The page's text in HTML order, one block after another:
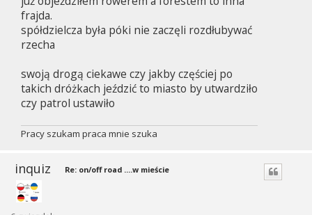
frajda.
spółdzielcza była póki nie zaczęli rozdłubywać
rzecha
swoją drogą ciekawe czy jakby częściej po
takich dróżkach jeździć to miasto by utwardziło
czy patrol ustawiło
Pracy szukam praca mnie szuka
inquiz Re: on/off road ....w mieście